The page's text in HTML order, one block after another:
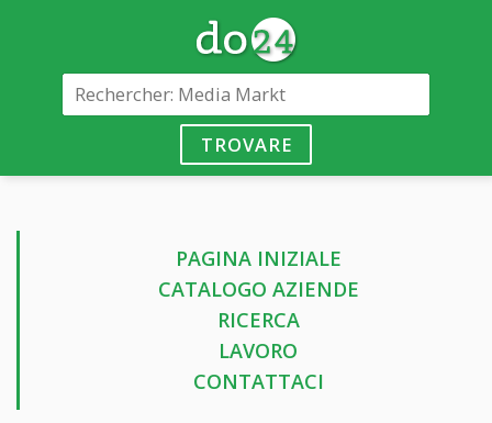
TROVARE
PAGINA INIZIALE
CATALOGO AZIENDE
RICERCA
LAVORO
CONTATTACI